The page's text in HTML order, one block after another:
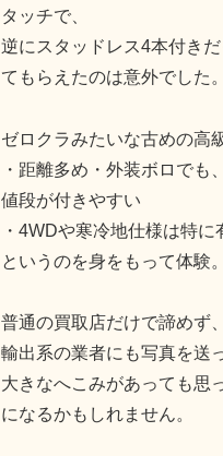
タッチで、
逆にスタッドレス4本付き
てもらえたのは意外でした。
ゼロクラみたいな古めの高
・距離多め・外装ボロでも
値段が付きやすい
・4WDや寒冷地仕様は特に
というのを身をもって体験。
普通の買取店だけで諦めず、
輸出系の業者にも写真を送
大きなへこみがあっても思
になるかもしれません。